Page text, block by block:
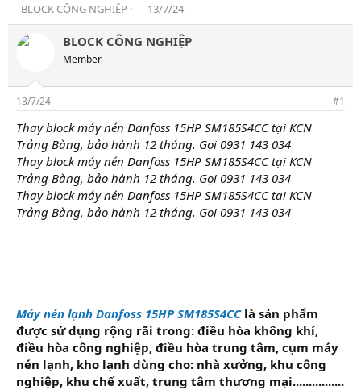
T
h
r
s
t
a
r
t
e
r
BLOCK CÔNG NGHIỆP
N
g
à
13/7/24
BLOCK CÔNG NGHIỆP
Member
13/7/24 #1
Thay block máy nén Danfoss 15HP SM185S4CC tại KCN
Trảng Bàng, bảo hành 12 tháng. Gọi 0931 143 034
Thay block máy nén Danfoss 15HP SM185S4CC tại KCN
Trảng Bàng, bảo hành 12 tháng. Gọi 0931 143 034
Thay block máy nén Danfoss 15HP SM185S4CC tại KCN
Trảng Bàng, bảo hành 12 tháng. Gọi 0931 143 034
Máy nén lạnh Danfoss 15HP SM185S4CClà sản phẩm
được sử dụng rộng rãi trong: điều hòa không khí,
điều hòa công nghiệp, điều hòa trung tâm, cụm máy
nén lạnh, kho lạnh dùng cho: nhà xưởng, khu công
nghiệp, khu chế xuất, trung tâm thương mại................